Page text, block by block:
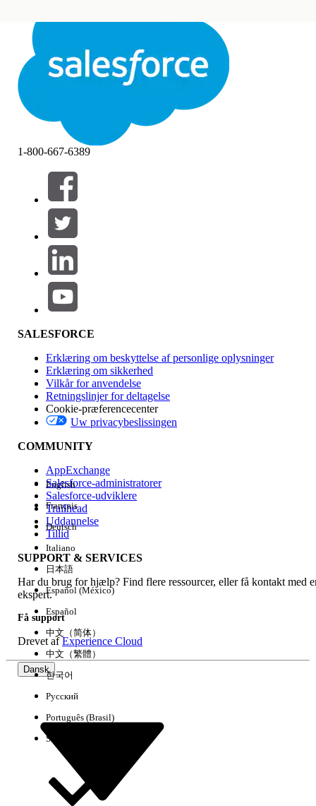
Luk
Filtrer efter (0)
VÆLG FILTRE
Produktområde
Funktionspåvirkning
Version
Experience
Ryd alle Udført
1-800-667-6389
SALESFORCE
Erklæring om beskyttelse af personlige oplysninger
Erklæring om sikkerhed
Vilkår for anvendelse
Retningslinjer for deltagelse
Cookie-præferencecenter
Uw privacybeslissingen
COMMUNITY
AppExchange
Salesforce-administratorer
Salesforce-udviklere
Trailhead
Uddannelse
Tillid
SUPPORT & SERVICES
Har du brug for hjælp? Find flere ressourcer, eller få kontakt med
ekspert.
Få support
Drevet afExperience Cloud
Dansk
English
Français
Deutsch
Italiano
日本語
Español (México)
Español
中文（简体）
中文（繁體）
한국어
Русский
Português (Brasil)
Suomi